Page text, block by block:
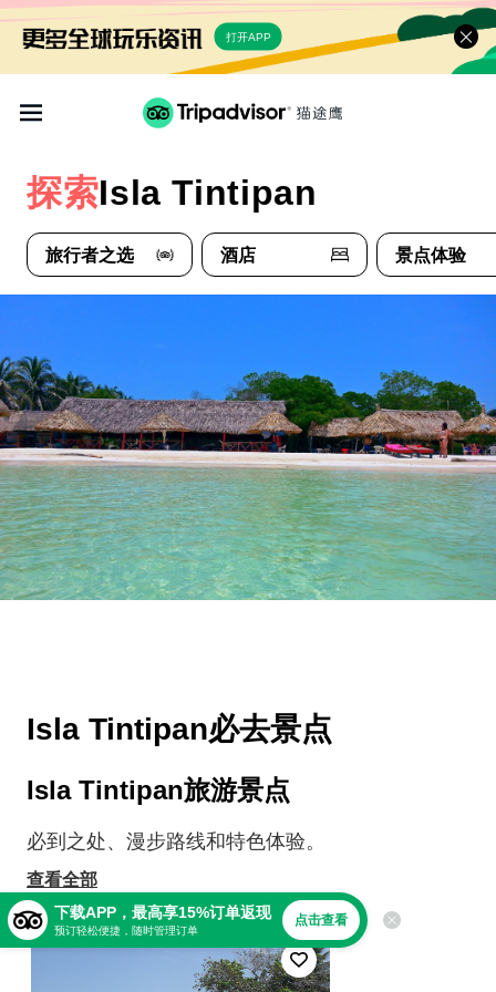
打开APP
探索Isla Tintipan
旅行者之选 酒店 景点体验
Isla Tintipan必去景点
Isla Tintipan旅游景点
必到之处、漫步路线和特色体验。
查看全部
下载APP，最高享15%订单返现
预订轻松便捷，随时管理订单
点击查看